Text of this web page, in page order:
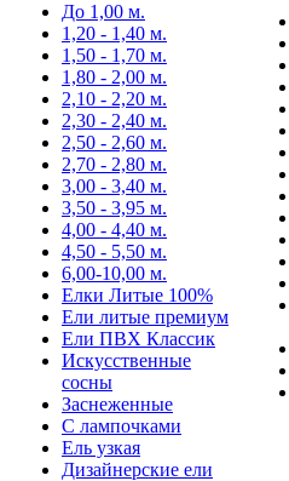
До 1,00 м.
1,20 - 1,40 м.
1,50 - 1,70 м.
1,80 - 2,00 м.
2,10 - 2,20 м.
2,30 - 2,40 м.
2,50 - 2,60 м.
2,70 - 2,80 м.
3,00 - 3,40 м.
3,50 - 3,95 м.
4,00 - 4,40 м.
4,50 - 5,50 м.
6,00-10,00 м.
Елки Литые 100%
Ели литые премиум
Ели ПВХ Классик
Искусственные
сосны
Заснеженные
С лампочками
Ель узкая
Дизайнерские ели